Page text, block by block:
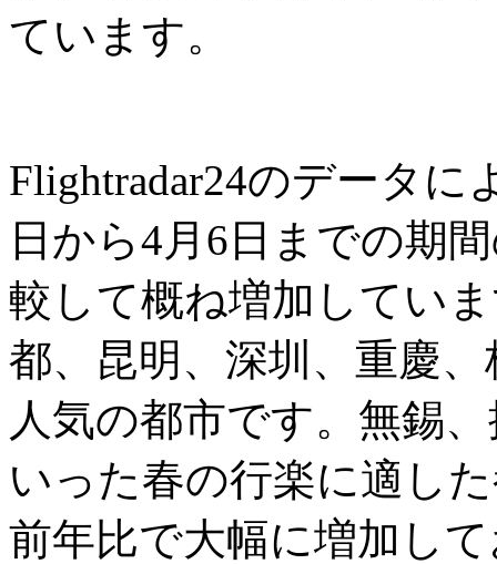
ています。
Flightradar24のデータに
日から4月6日までの期
較して概ね増加してい
都、昆明、深圳、重慶
人気の都市です。無錫
いった春の行楽に適し
前年比で大幅に増加し